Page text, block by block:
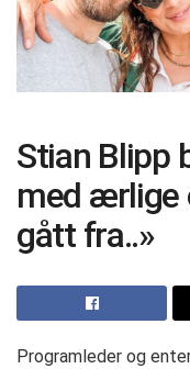
Stian Blipp
med ærlige
gått fra..»
Programleder og